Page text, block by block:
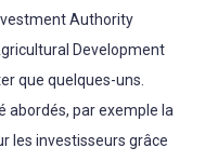
Authority
Development
que quelques-uns.
abordés, par exemple la
les investisseurs grâce